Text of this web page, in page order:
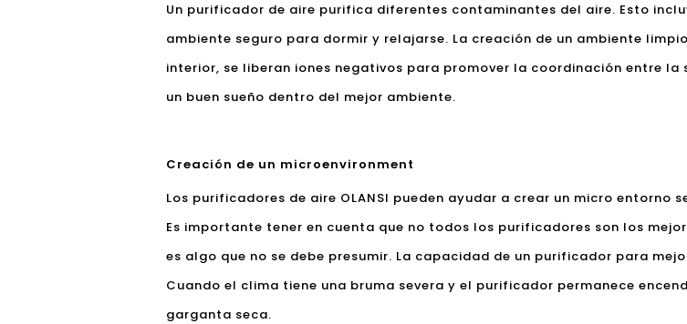
Un purificador de aire purifica diferentes contaminantes del aire. Esto
ambiente seguro para dormir y relajarse. La creación de un ambiente
interior, se liberan iones negativos para promover la coordinación entre
un buen sueño dentro del mejor ambiente.
Creación de un microenvironment
Los purificadores de aire OLANSI pueden ayudar a crear un micro entorno
Es importante tener en cuenta que no todos los purificadores son los
es algo que no se debe presumir. La capacidad de un purificador para
Cuando el clima tiene una bruma severa y el purificador permanece
garganta seca.